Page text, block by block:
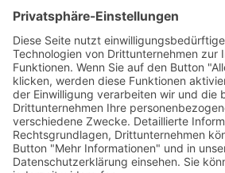
Mo. und Di. geschlossen
Mi., Do., Fr. 9:00-12:00 Uhr
Fr., Sa., So. 13:00-17:00 Uhr
Tickets reservieren
tickets@burg-zu-hagen.de